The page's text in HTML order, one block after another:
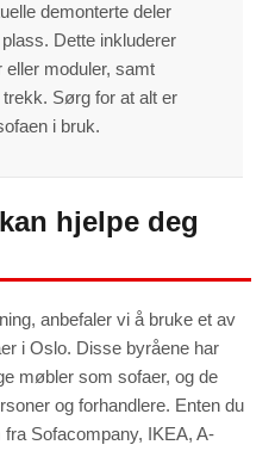
demonterte deler
Dette inkluderer
eller moduler, samt
Sørg for at alt er
i bruk.
hjelpe deg
anbefaler vi å bruke et av
i Oslo. Disse byråene har
møbler som sofaer, og de
og forhandlere. Enten du
Sofacompany, IKEA, A-